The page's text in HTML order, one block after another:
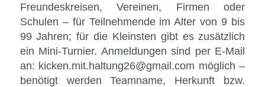
Freundeskreisen, Vereinen, Firmen oder
Schulen – für Teilnehmende im Alter von 9 bis
99 Jahren; für die Kleinsten gibt es zusätzlich
ein Mini-Turnier. Anmeldungen sind per E-Mail
an: kicken.mit.haltung26@gmail.com möglich –
benötigt werden Teamname, Herkunft bzw.